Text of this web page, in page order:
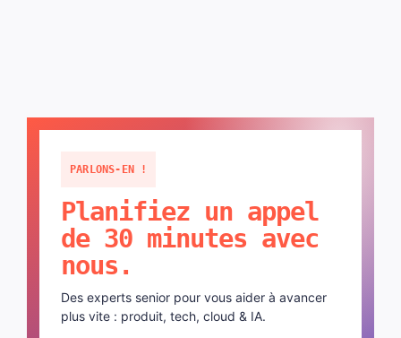
PARLONS-EN !
Planifiez un appel
de 30 minutes avec
nous.
Des experts senior pour vous aider à avancer
plus vite : produit, tech, cloud & IA.